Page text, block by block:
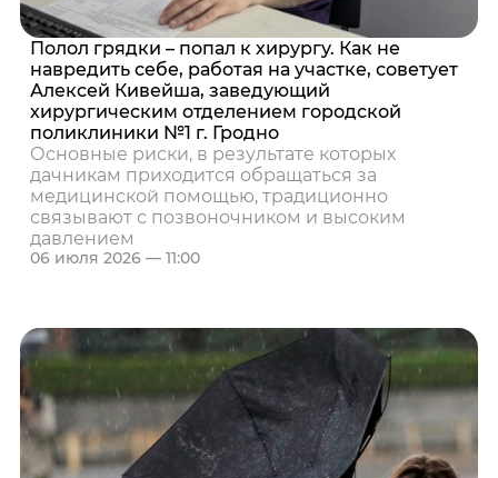
Полол грядки – попал к хирургу. Как не
навредить себе, работая на участке, советует
Алексей Кивейша, заведующий
хирургическим отделением городской
поликлиники №1 г. Гродно
Основные риски, в результате которых
дачникам приходится обращаться за
медицинской помощью, традиционно
связывают с позвоночником и высоким
давлением
06 июля 2026 — 11:00